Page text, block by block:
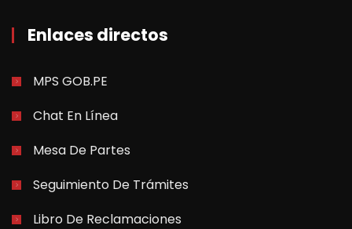
Enlaces directos
MPS GOB.PE
Chat En Línea
Mesa De Partes
Seguimiento De Trámites
Libro De Reclamaciones